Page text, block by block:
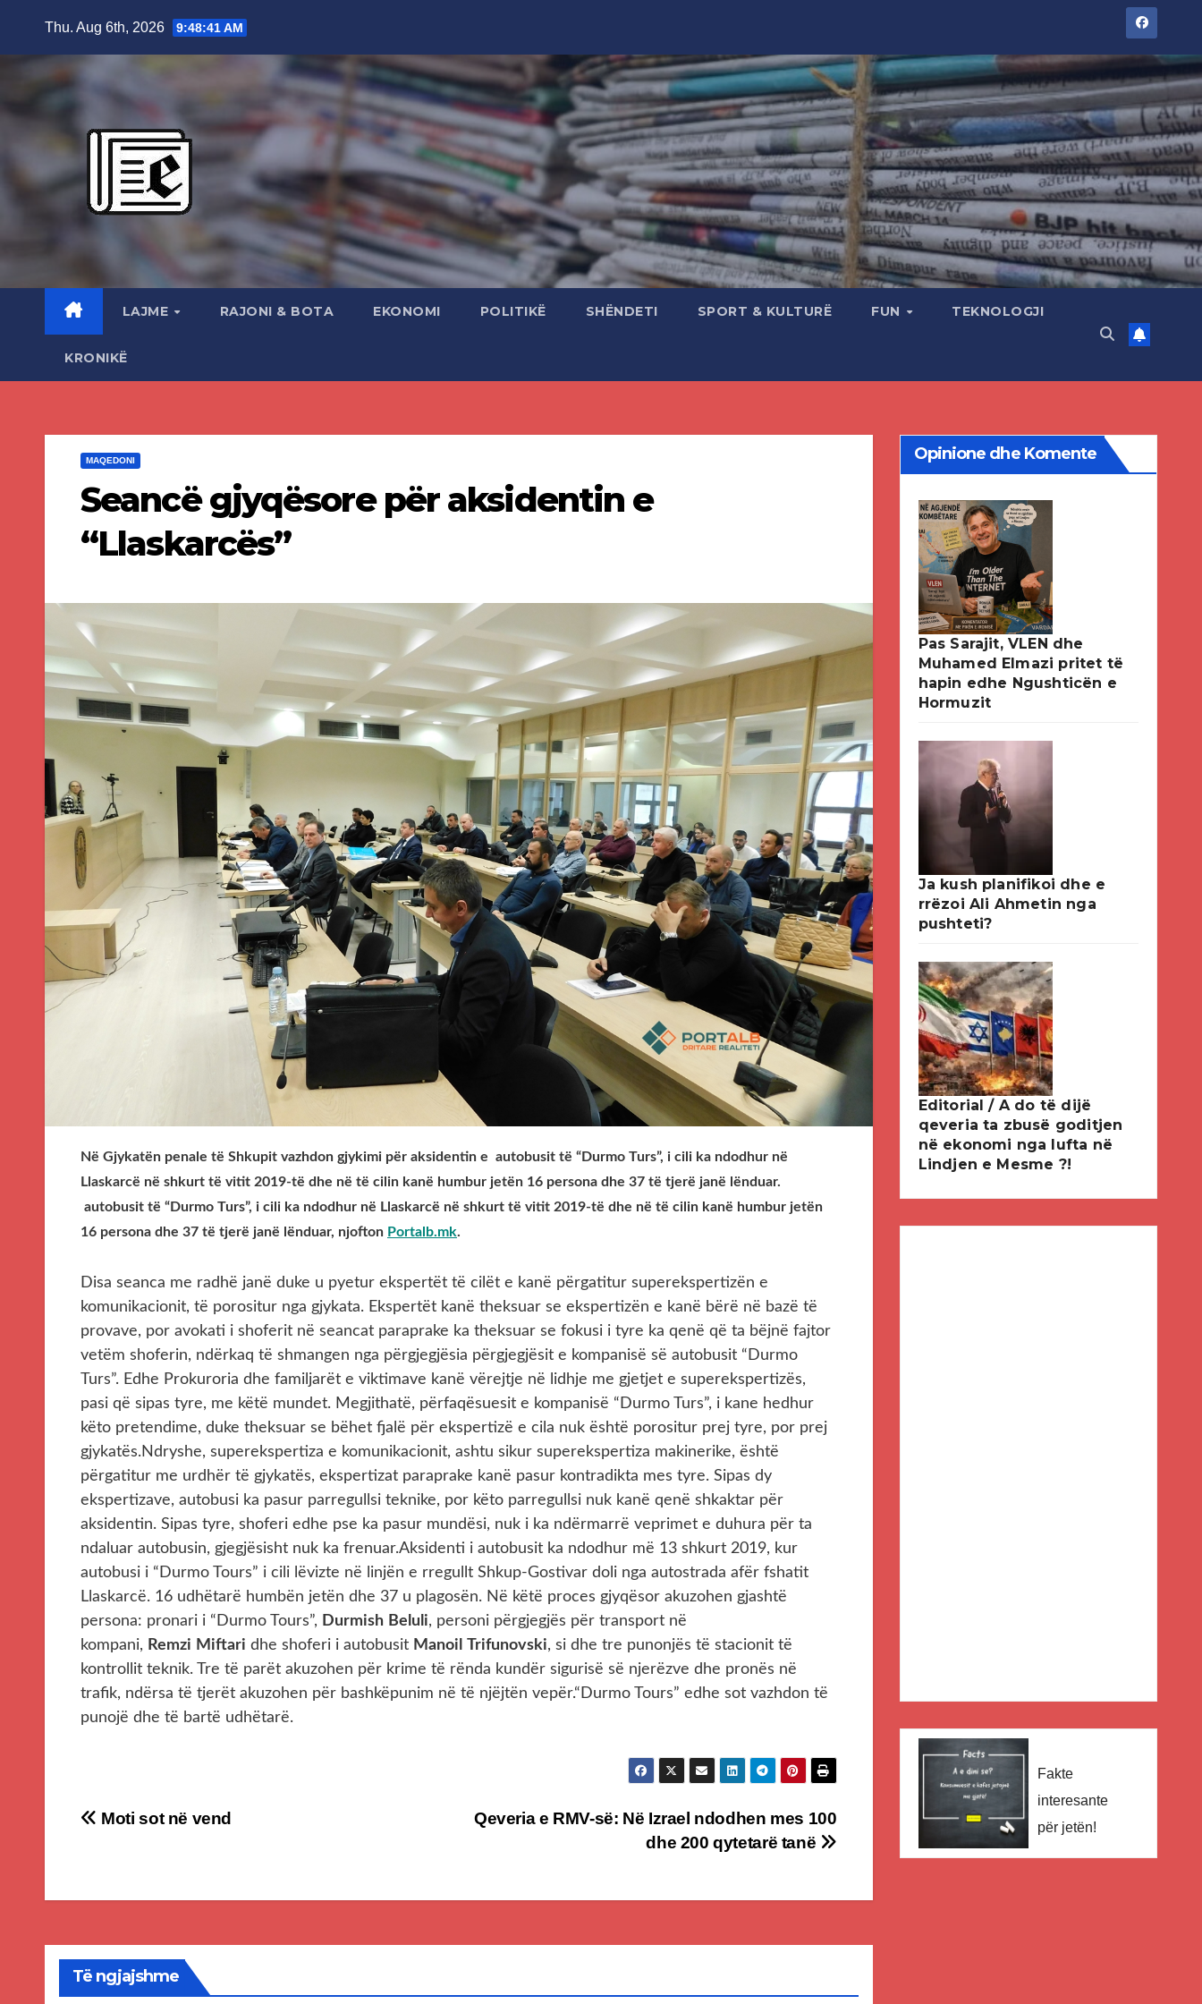
Thu. Aug 6th, 2026 9:48:42 AM
LAJME RAJONI & BOTA EKONOMI POLITIKË SHËNDETI SPORT & KULTURË FUN TEKNOLOGJI
KRONIKË
MAQEDONI
Seancë gjyqësore për aksidentin e
“Llaskarcës”
Në Gjykatën penale të Shkupit vazhdon gjykimi për aksidentin e autobusit të “Durmo Turs”, i cili ka ndodhur në
Llaskarcë në shkurt të vitit 2019-të dhe në të cilin kanë humbur jetën 16 persona dhe 37 të tjerë janë lënduar.
autobusit të “Durmo Turs”, i cili ka ndodhur në Llaskarcë në shkurt të vitit 2019-të dhe në të cilin kanë humbur jetën
16 persona dhe 37 të tjerë janë lënduar, njofton Portalb.mk.
Disa seanca me radhë janë duke u pyetur ekspertët të cilët e kanë përgatitur superekspertizën e
komunikacionit, të porositur nga gjykata. Ekspertët kanë theksuar se ekspertizën e kanë bërë në bazë të
provave, por avokati i shoferit në seancat paraprake ka theksuar se fokusi i tyre ka qenë që ta bëjnë fajtor
vetëm shoferin, ndërkaq të shmangen nga përgjegjësia përgjegjësit e kompanisë së autobusit “Durmo
Turs”. Edhe Prokuroria dhe familjarët e viktimave kanë vërejtje në lidhje me gjetjet e superekspertizës,
pasi që sipas tyre, me këtë mundet. Megjithatë, përfaqësuesit e kompanisë “Durmo Turs”, i kane hedhur
këto pretendime, duke theksuar se bëhet fjalë për ekspertizë e cila nuk është porositur prej tyre, por prej
gjykatës.Ndryshe, superekspertiza e komunikacionit, ashtu sikur superekspertiza makinerike, është
përgatitur me urdhër të gjykatës, ekspertizat paraprake kanë pasur kontradikta mes tyre. Sipas dy
ekspertizave, autobusi ka pasur parregullsi teknike, por këto parregullsi nuk kanë qenë shkaktar për
aksidentin. Sipas tyre, shoferi edhe pse ka pasur mundësi, nuk i ka ndërmarrë veprimet e duhura për ta
ndaluar autobusin, gjegjësisht nuk ka frenuar.Aksidenti i autobusit ka ndodhur më 13 shkurt 2019, kur
autobusi i “Durmo Tours” i cili lëvizte në linjën e rregullt Shkup-Gostivar doli nga autostrada afër fshatit
Llaskarcë. 16 udhëtarë humbën jetën dhe 37 u plagosën. Në këtë proces gjyqësor akuzohen gjashtë
persona: pronari i “Durmo Tours”, Durmish Beluli, personi përgjegjës për transport në
kompani, Remzi Miftari dhe shoferi i autobusit Manoil Trifunovski, si dhe tre punonjës të stacionit të
kontrollit teknik. Tre të parët akuzohen për krime të rënda kundër sigurisë së njerëzve dhe pronës në
trafik, ndërsa të tjerët akuzohen për bashkëpunim në të njëjtën vepër.“Durmo Tours” edhe sot vazhdon të
punojë dhe të bartë udhëtarë.
Post
Qeveria e RMV-së: Në Izrael ndodhen mes 100
dhe 200 qytetarë tanë
Moti sot në vend
Të ngjajshme
Opinione dhe Komente
Pas Sarajit, VLEN dhe
Muhamed Elmazi pritet të
hapin edhe Ngushticën e
Hormuzit
Ja kush planifikoi dhe e
rrëzoi Ali Ahmetin nga
pushteti?
Editorial / A do të dijë
qeveria ta zbusë goditjen
në ekonomi nga lufta në
Lindjen e Mesme ?!
Fakte
interesante
për jetën!